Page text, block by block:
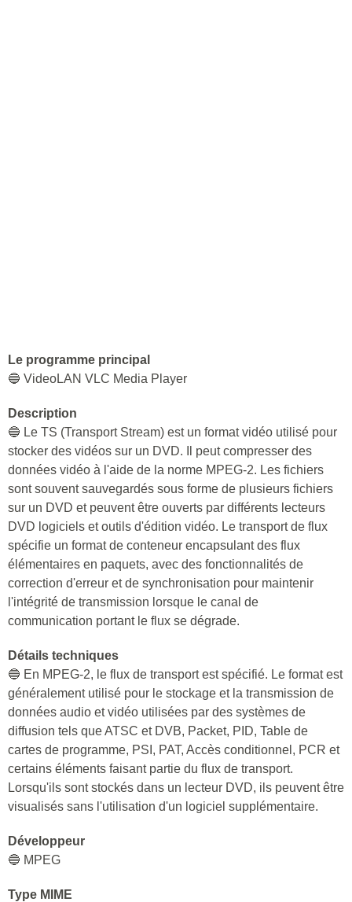
Le programme principal
🔵 VideoLAN VLC Media Player
Description
🔵 Le TS (Transport Stream) est un format vidéo utilisé pour
stocker des vidéos sur un DVD. Il peut compresser des
données vidéo à l'aide de la norme MPEG-2. Les fichiers
sont souvent sauvegardés sous forme de plusieurs fichiers
sur un DVD et peuvent être ouverts par différents lecteurs
DVD logiciels et outils d'édition vidéo. Le transport de flux
spécifie un format de conteneur encapsulant des flux
élémentaires en paquets, avec des fonctionnalités de
correction d'erreur et de synchronisation pour maintenir
l'intégrité de transmission lorsque le canal de
communication portant le flux se dégrade.
Détails techniques
🔵 En MPEG-2, le flux de transport est spécifié. Le format est
généralement utilisé pour le stockage et la transmission de
données audio et vidéo utilisées par des systèmes de
diffusion tels que ATSC et DVB, Packet, PID, Table de
cartes de programme, PSI, PAT, Accès conditionnel, PCR et
certains éléments faisant partie du flux de transport.
Lorsqu'ils sont stockés dans un lecteur DVD, ils peuvent être
visualisés sans l'utilisation d'un logiciel supplémentaire.
Développeur
🔵 MPEG
Type MIME